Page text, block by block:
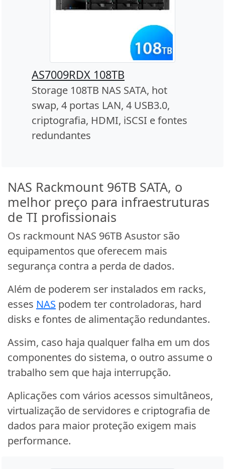
AS7009RDX 108TB
Storage 108TB NAS SATA, hot
swap, 4 portas LAN, 4 USB3.0,
criptografia, HDMI, iSCSI e fontes
redundantes
NAS Rackmount 96TB SATA, o
melhor preço para infraestruturas
de TI profissionais
Os rackmount NAS 96TB Asustor são
equipamentos que oferecem mais
segurança contra a perda de dados.
Além de poderem ser instalados em racks,
esses NAS podem ter controladoras, hard
disks e fontes de alimentação redundantes.
Assim, caso haja qualquer falha em um dos
componentes do sistema, o outro assume o
trabalho sem que haja interrupção.
Aplicações com vários acessos simultâneos,
virtualização de servidores e criptografia de
dados para maior proteção exigem mais
performance.